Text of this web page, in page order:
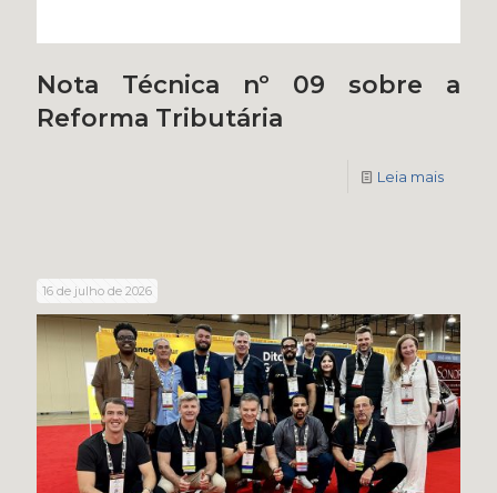
Nota Técnica nº 09 sobre a
Reforma Tributária
Leia mais
16 de julho de 2026